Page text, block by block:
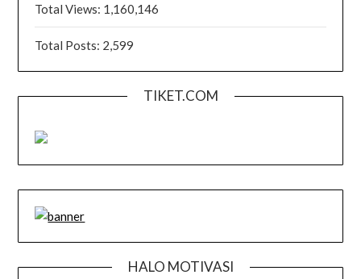
Total Views: 1,160,146
Total Posts: 2,599
TIKET.COM
HALO MOTIVASI